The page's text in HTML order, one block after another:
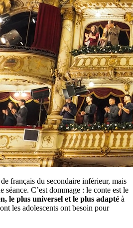
français du secondaire inférieur, mais
séance. C’est dommage : le conte est le
le plus universel et le plus adapté à
les adolescents ont besoin pour